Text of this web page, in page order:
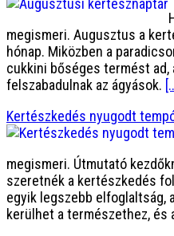
megismeri. Augusztus a
hónap. Miközben a
cukkini bőséges termést
felszabadulnak az ágyások.
Kertészkedés nyugodt
megismeri. Útmutató
szeretnék a kertészkedés
egyik legszebb elfoglaltság,
kerülhet a természethez, és